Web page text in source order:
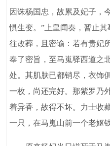
因诛杨国忠，故累及妃子，
惧生变。”上皇闻奏，暂止
往改葬，且密谕：若有贵妃
奉了密旨，至马嵬驿西道之
处。其肌肤已都销尽，衣饰
一枚，尚还完好。那紫罗乃
着异香，故得不坏。力士收
一只，在马嵬山前一个老妪